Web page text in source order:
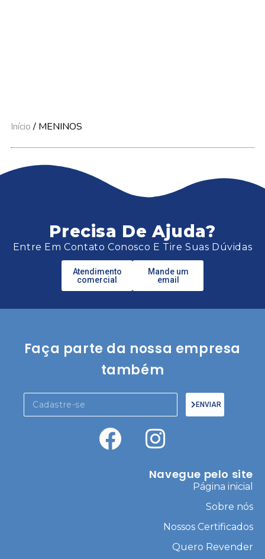
Início/ MENINOS
Precisa De Ajuda?
Entre Em Contato Conosco E Tire Suas Dúvidas
Atendimento
comercial
Mande um
email
Faça parte da nossa empresa
também
ENVIAR
Navegue pelo site
Página inicial
Sobre nós
Nossos Certificados
Quero Revender